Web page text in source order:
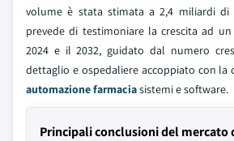
volume è stata stimata a 2,4 miliardi
prevede di testimoniare la crescita ad un
2024 e il 2032, guidato dal numero
dettaglio e ospedaliere accoppiato con la
automazione farmaciasistemi e software.
Principali conclusioni del mercato